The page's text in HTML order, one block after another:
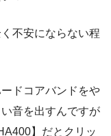
不安にならない程
ドコアバンドをや
音を出すんですが
】だとクリッ